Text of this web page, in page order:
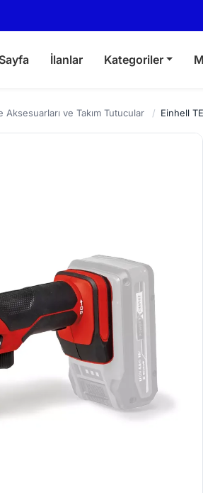
İlanlar Kategoriler
Aksesuarları ve Takım Tutucular / Einhell